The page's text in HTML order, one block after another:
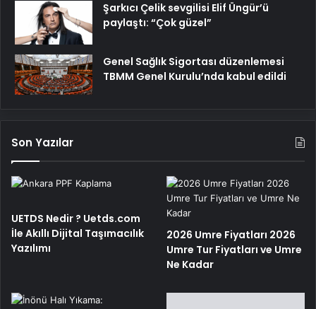
Şarkıcı Çelik sevgilisi Elif Üngür’ü
paylaştı: “Çok güzel”
Genel Sağlık Sigortası düzenlemesi
TBMM Genel Kurulu’nda kabul edildi
Son Yazılar
UETDS Nedir ? Uetds.com
İle Akıllı Dijital Taşımacılık
Yazılımı
2026 Umre Fiyatları 2026
Umre Tur Fiyatları ve Umre
Ne Kadar